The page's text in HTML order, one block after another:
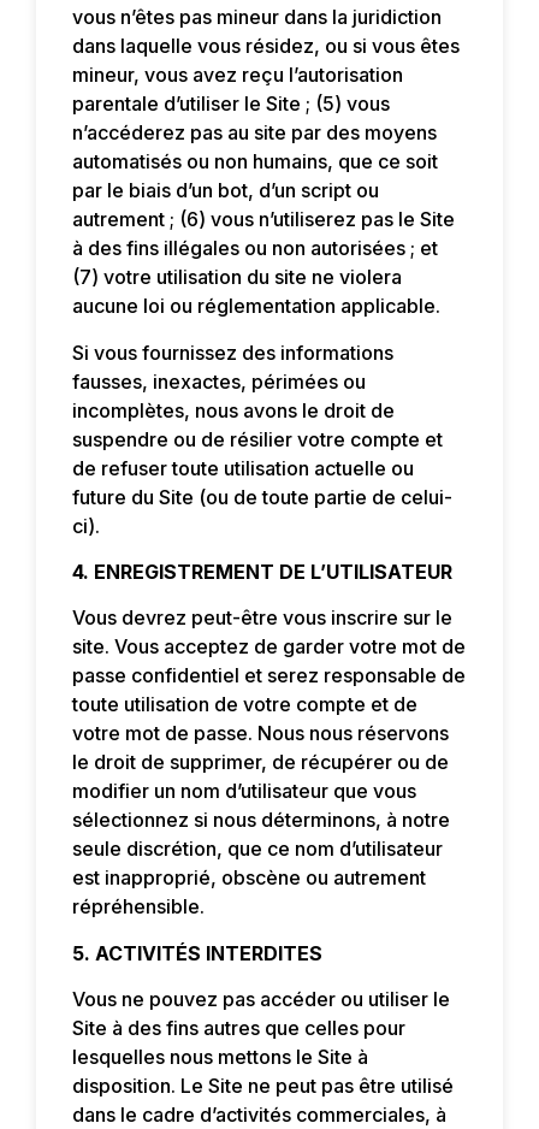
vous n’êtes pas mineur dans la juridiction
dans laquelle vous résidez, ou si vous êtes
mineur, vous avez reçu l’autorisation
parentale d’utiliser le Site ; (5) vous
n’accéderez pas au site par des moyens
automatisés ou non humains, que ce soit
par le biais d’un bot, d’un script ou
autrement ; (6) vous n’utiliserez pas le Site
à des fins illégales ou non autorisées ; et
(7) votre utilisation du site ne violera
aucune loi ou réglementation applicable.
Si vous fournissez des informations
fausses, inexactes, périmées ou
incomplètes, nous avons le droit de
suspendre ou de résilier votre compte et
de refuser toute utilisation actuelle ou
future du Site (ou de toute partie de celui-
ci).
4. ENREGISTREMENT DE L’UTILISATEUR
Vous devrez peut-être vous inscrire sur le
site. Vous acceptez de garder votre mot de
passe confidentiel et serez responsable de
toute utilisation de votre compte et de
votre mot de passe. Nous nous réservons
le droit de supprimer, de récupérer ou de
modifier un nom d’utilisateur que vous
sélectionnez si nous déterminons, à notre
seule discrétion, que ce nom d’utilisateur
est inapproprié, obscène ou autrement
répréhensible.
5. ACTIVITÉS INTERDITES
Vous ne pouvez pas accéder ou utiliser le
Site à des fins autres que celles pour
lesquelles nous mettons le Site à
disposition. Le Site ne peut pas être utilisé
dans le cadre d’activités commerciales, à